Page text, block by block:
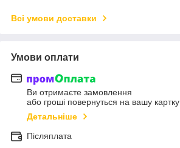
Всі умови доставки
Умови оплати
Ви отримаєте замовлення
або гроші повернуться на вашу картку
Детальніше
Післяплата